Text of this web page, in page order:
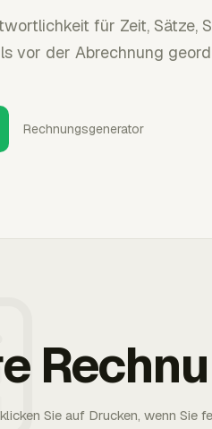
für Zeit, Sätze,
vor der Abrechnung
Rechnungsgenerator
Sie auf Drucken, wenn Sie